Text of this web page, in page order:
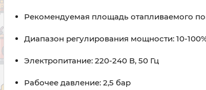
Рекомендуемая площадь отапливаемого
Диапазон регулирования мощности: 10-
Электропитание: 220-240 В, 50 Гц
Рабочее давление: 2,5 бар